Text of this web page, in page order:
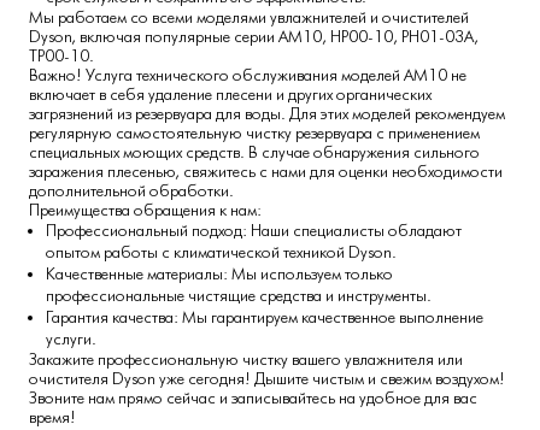
Мы работаем со всеми моделями увлажнителей и очистителей
Dyson, включая популярные серии AM10, HP00-10, PH01-03A,
TP00-10.
Важно! Услуга технического обслуживания моделей AM10 не
включает в себя удаление плесени и других органических
загрязнений из резервуара для воды. Для этих моделей рекомендуем
регулярную самостоятельную чистку резервуара с применением
специальных моющих средств. В случае обнаружения сильного
заражения плесенью, свяжитесь с нами для оценки необходимости
дополнительной обработки.
Преимущества обращения к нам:
Профессиональный подход: Наши специалисты обладают
опытом работы с климатической техникой Dyson.
Качественные материалы: Мы используем только
профессиональные чистящие средства и инструменты.
Гарантия качества: Мы гарантируем качественное выполнение
услуги.
Закажите профессиональную чистку вашего увлажнителя или
очистителя Dyson уже сегодня! Дышите чистым и свежим воздухом!
Звоните нам прямо сейчас и записывайтесь на удобное для вас
время!